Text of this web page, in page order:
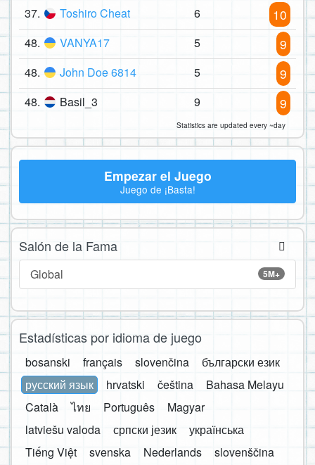
37. Toshiro Cheat 6 10
48. VANYA17 5 9
48. John Doe 6814 5 9
48. Basil_3 9 9
Statistics are updated every ~day
Empezar el Juego
Juego de ¡Basta!
Salón de la Fama
5M+
Global
Estadísticas por idioma de juego
bosanski français slovenčina
български език
русский язык
hrvatski čeština
Bahasa Melayu
Català
ไทย Português
Magyar
latviešu valoda
српски језик
українська
Tiếng Việt
svenska Nederlands
slovenščina